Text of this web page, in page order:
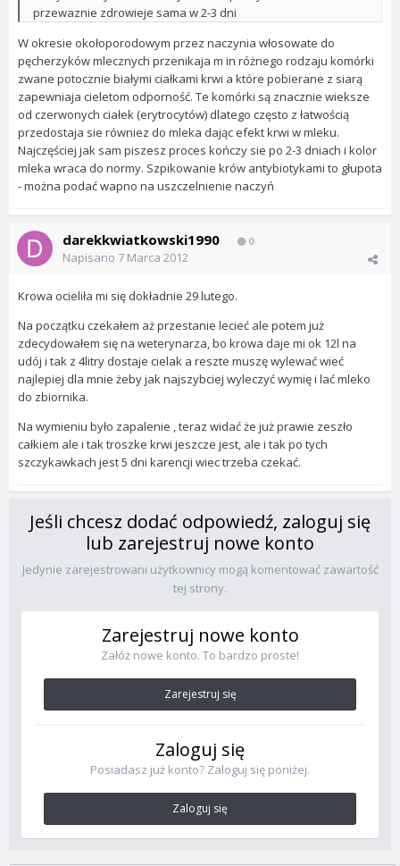
przewaznie zdrowieje sama w 2-3 dni
W okresie okołoporodowym przez naczynia włosowate do
pęcherzyków mlecznych przenikaja m in różnego rodzaju komórki
zwane potocznie białymi ciałkami krwi a które pobierane z siarą
zapewniaja cieletom odporność. Te komórki są znacznie wieksze
od czerwonych ciałek (erytrocytów) dlatego często z łatwością
przedostaja sie równiez do mleka dając efekt krwi w mleku.
Najczęściej jak sam piszesz proces kończy sie po 2-3 dniach i kolor
mleka wraca do normy. Szpikowanie krów antybiotykami to głupota
- można podać wapno na uszczelnienie naczyń
darekkwiatkowski1990 0
Napisano 7 Marca 2012
Krowa ocieliła mi się dokładnie 29 lutego.
Na początku czekałem aż przestanie lecieć ale potem już
zdecydowałem się na weterynarza, bo krowa daje mi ok 12l na
udój i tak z 4litry dostaje cielak a reszte muszę wylewać wieć
najlepiej dla mnie żeby jak najszybciej wyleczyć wymię i lać mleko
do zbiornika.
Na wymieniu było zapalenie , teraz widać że już prawie zeszło
całkiem ale i tak troszke krwi jeszcze jest, ale i tak po tych
szczykawkach jest 5 dni karencji wiec trzeba czekać.
Jeśli chcesz dodać odpowiedź, zaloguj się
lub zarejestruj nowe konto
Jedynie zarejestrowani użytkownicy mogą komentować zawartość
tej strony.
Zarejestruj nowe konto
Załóż nowe konto. To bardzo proste!
Zarejestruj się
Zaloguj się
Posiadasz już konto? Zaloguj się poniżej.
Zaloguj się